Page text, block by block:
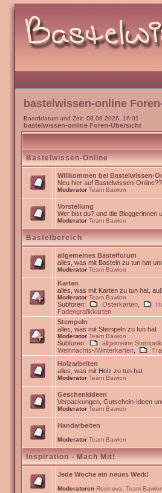
bastelwissen-online
Boarddatum und Zeit: 08.08.2026, 16:01
bastelwissen-online Foren-Übersicht
Bastelwissen-Online
Willkommen bei Bastelwissen-
Neu hier auf Bastelwissen-
Moderator Team Bawion
Vorstellung
Wer bist du? und die Bloggerinnen
Moderator Team Bawion
Bastelbereich
allgemeines Bastelforum
alles, was mit Basteln zu tun hat
Moderator Team Bawion
Karten
alles, was mit Karten zu tun hat,
Moderator Team Bawion
Subforen: Osterkarten
Fadengrafikkarten
Stempeln
alles, was mit Stempeln zu tun hat
Moderator Team Bawion
Subforen: allgemeine
Weihnachts-/Winterkarten
Holzarbeiten
alles, was mit Holz zu tun hat
Moderator Team Bawion
Geschenkideen
Verpackungen, Gutschein-Ideen
Moderator Team Bawion
Handarbeiten
Moderator Team Bawion
Inspiration - Mach Mit!
Jede Woche ein neues Werk!
Moderatoren Rosinova Team Bawion